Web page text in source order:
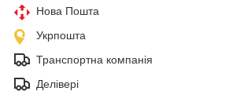
Нова Пошта
Укрпошта
Транспортна компанія
Делівері